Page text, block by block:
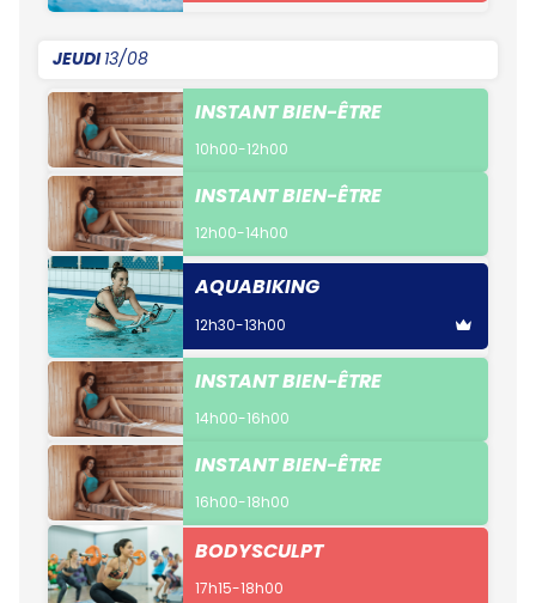
JEUDI13/08
INSTANT BIEN-ÊTRE
10h00-12h00
INSTANT BIEN-ÊTRE
12h00-14h00
AQUABIKING
12h30-13h00
INSTANT BIEN-ÊTRE
14h00-16h00
INSTANT BIEN-ÊTRE
16h00-18h00
BODYSCULPT
17h15-18h00